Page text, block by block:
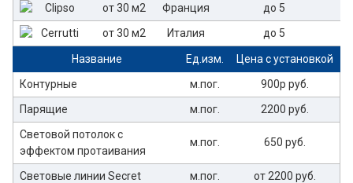
от 30 м2
Франция
до 5
от 30 м2
Италия до 5
Название Ед.изм.
Цена с установкой
Контурные
м.пог.
900р руб.
Парящие
м.пог.
2200 руб.
Световой потолок с
эффектом протаивания
м.пог. 650 руб.
Световые линии Secret м.пог.
от 2200 руб.